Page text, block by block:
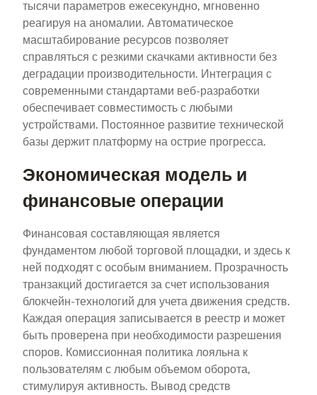
тысячи параметров ежесекундно, мгновенно
реагируя на аномалии. Автоматическое
масштабирование ресурсов позволяет
справляться с резкими скачками активности без
деградации производительности. Интеграция с
современными стандартами веб-разработки
обеспечивает совместимость с любыми
устройствами. Постоянное развитие технической
базы держит платформу на острие прогресса.
Экономическая модель и
финансовые операции
Финансовая составляющая является
фундаментом любой торговой площадки, и здесь к
ней подходят с особым вниманием. Прозрачность
транзакций достигается за счет использования
блокчейн-технологий для учета движения средств.
Каждая операция записывается в реестр и может
быть проверена при необходимости разрешения
споров. Комиссионная политика лояльна к
пользователям с любым объемом оборота,
стимулируя активность. Вывод средств